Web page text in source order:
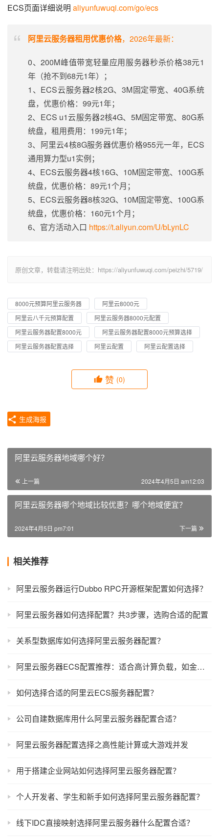
ECS页面详细说明 aliyunfuwuqi.com/go/ecs
阿里云服务器租用优惠价格，2026年最新：
0、200M峰值带宽轻量应用服务器秒杀价格38元1
年（抢不到68元1年）；
1、ECS云服务器2核2G、3M固定带宽、40G系统
盘，优惠价格：99元1年；
2、ECS u1云服务器2核4G、5M固定带宽、80G系
统盘，租用费用：199元1年；
3、阿里云4核8G服务器优惠价格955元一年，ECS
通用算力型u1实例；
4、ECS云服务器4核16G、10M固定带宽、100G系
统盘，优惠价格：89元1个月；
5、ECS云服务器8核32G、10M固定带宽、100G系
统盘，优惠价格：160元1个月；
6、官方活动入口 https://t.aliyun.com/U/bLynLC
原创文章，转载请注明出处：https://aliyunfuwuqi.com/peizhi/5719/
8000元预算阿里云服务器
阿里云8000元
阿里云八千元预算配置
阿里云服务器8000元配置
阿里云服务器配置8000元
阿里云服务器配置8000元预算选择
阿里云服务器配置选择
阿里云配置 阿里云配置选择
赞 (0)
生成海报
阿里云服务器地域哪个好？
上一篇 2024年4月5日 am12:03
阿里云服务器哪个地域比较优惠？哪个地域便宜？
下一篇
2024年4月5日 pm7:01
相关推荐
阿里云服务器运行Dubbo RPC开源框架配置如何选择？
阿里云服务器如何选择配置？共3步骤，选购合适的配置
关系型数据库如何选择阿里云服务器配置？
阿里云服务器ECS配置推荐：适合高计算负载，如金融量化等使用场景
如何选择合适的阿里云ECS服务器配置？
公司自建数据库用什么阿里云服务器配置合适？
阿里云服务器配置选择之高性能计算或大游戏并发
用于搭建企业网站如何选择阿里云服务器配置？
个人开发者、学生和新手如何选择阿里云服务器配置？
线下IDC直接映射选择阿里云服务器什么配置合适？